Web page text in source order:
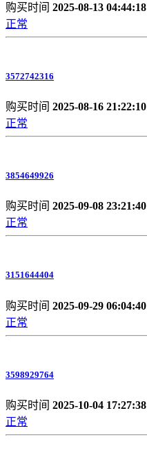
购买时间 2025-08-13 04:44:18
正常
3572742316
购买时间 2025-08-16 21:22:10
正常
3854649926
购买时间 2025-09-08 23:21:40
正常
3151644404
购买时间 2025-09-29 06:04:40
正常
3598929764
购买时间 2025-10-04 17:27:38
正常